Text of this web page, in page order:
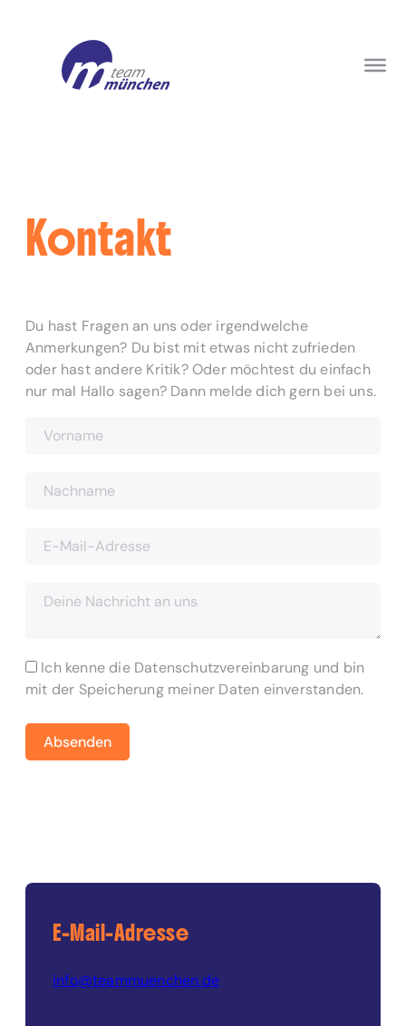
Kontakt
Du hast Fragen an uns oder irgendwelche
Anmerkungen? Du bist mit etwas nicht zufrieden
oder hast andere Kritik? Oder möchtest du einfach
nur mal Hallo sagen? Dann melde dich gern bei uns.
Ich kenne die Datenschutzvereinbarung und bin
mit der Speicherung meiner Daten einverstanden.
Absenden
E-Mail-Adresse
info@teammuenchen.de